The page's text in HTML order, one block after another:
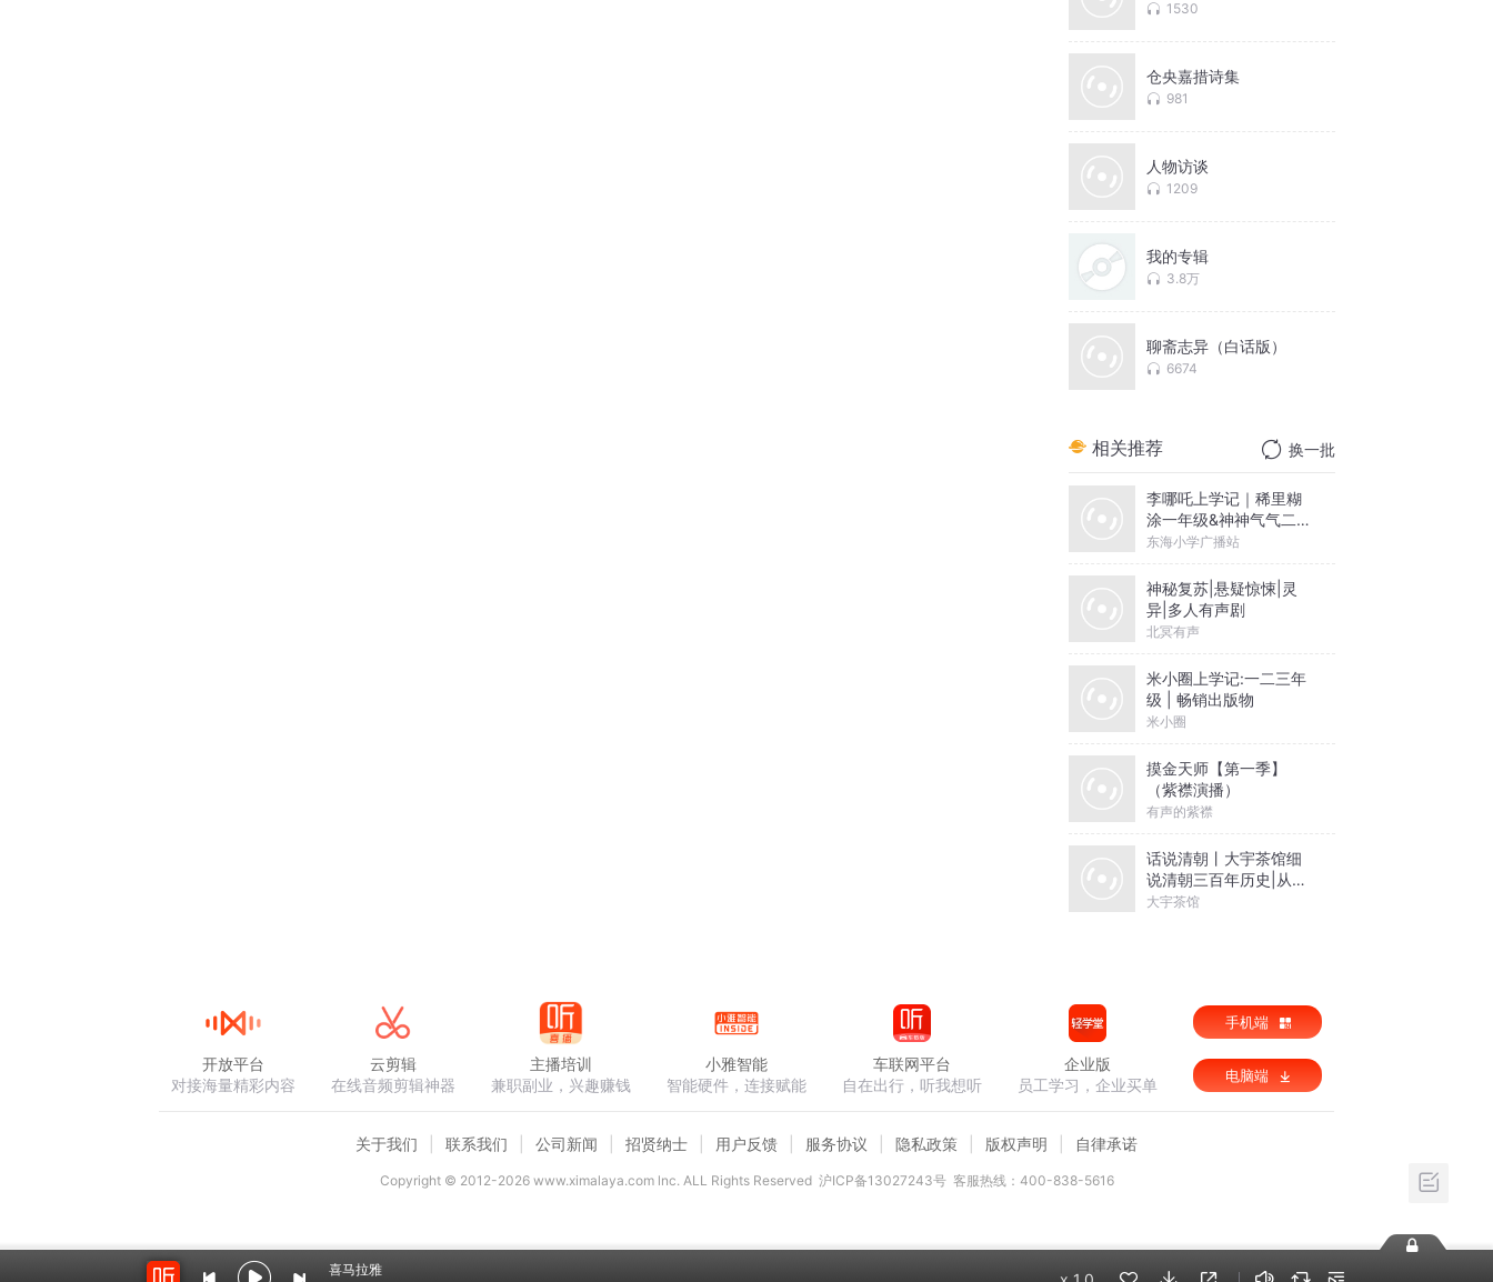
1530
仓央嘉措诗集
981
人物访谈
1209
我的专辑
3.8万
聊斋志异（白话版）
6674
相关推荐 换一批
李哪吒上学记｜稀里糊
涂一年级&神神气气二年
级
东海小学广播站
神秘复苏|悬疑惊悚|灵
异|多人有声剧
北冥有声
米小圈上学记:一二三年
级 | 畅销出版物
米小圈
摸金天师【第一季】
（紫襟演播）
有声的紫襟
话说清朝丨大宇茶馆细
说清朝三百年历史|从努
尔哈赤到末代皇帝溥仪|
大宇茶馆
喜马拉雅
开放平台
对接海量精彩内容
云剪辑
在线音频剪辑神器
主播培训
兼职副业，兴趣赚钱
小雅智能
智能硬件，连接赋能
车联网平台
自在出行，听我想听
企业版
员工学习，企业买单
手机端
电脑端
关于我们 联系我们 公司新闻 招贤纳士 用户反馈 服务协议 隐私政策 版权声明 自律承诺
Copyright © 2012-2026www.ximalaya.com lnc. ALL Rights Reserved 沪ICP备13027243号 客服热线：400-838-5616